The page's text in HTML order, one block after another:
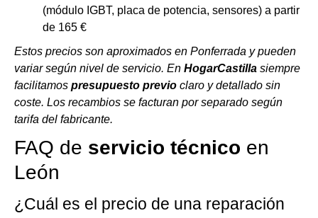
(módulo IGBT, placa de potencia, sensores) a partir
de 165 €
Estos precios son aproximados en Ponferrada y pueden
variar según nivel de servicio. En HogarCastilla siempre
facilitamos presupuesto previo claro y detallado sin
coste. Los recambios se facturan por separado según
tarifa del fabricante.
FAQ de servicio técnico en
León
¿Cuál es el precio de una reparación